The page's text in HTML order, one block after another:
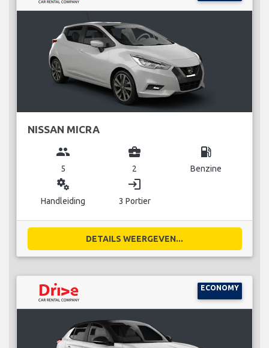
NISSAN MICRA
group
5
business_center
2
local_gas_station
Benzine
miscellaneous_services
Handleiding
login
3 Portier
DETAILS WEERGEVEN...
ECONOMY